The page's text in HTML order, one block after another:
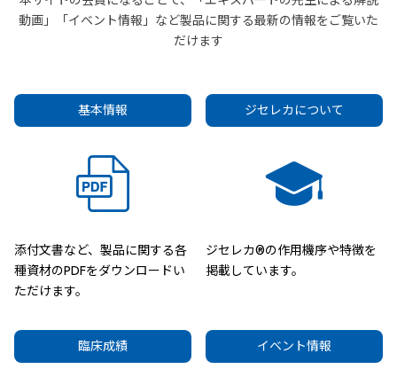
動画」「イベント情報」など製品に関する最新の情報をご覧いた
だけます
基本情報
添付文書など、製品に関する各
種資材のPDFをダウンロードい
ただけます。
ジセレカについて
ジセレカ®の作用機序や特徴を
掲載しています。
臨床成績 イベント情報